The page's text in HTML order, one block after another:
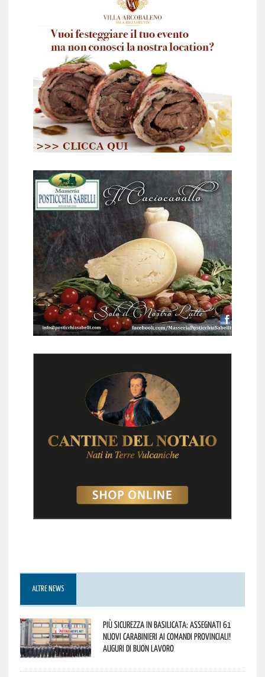
ALTRE NEWS
Più sicurezza in Basilicata: assegnati 61
nuovi Carabinieri ai Comandi provinciali!
Auguri di buon lavoro